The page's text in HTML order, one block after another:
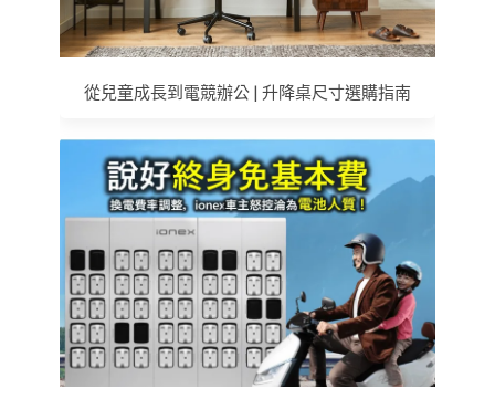
從兒童成長到電競辦公 | 升降桌尺寸選購指南